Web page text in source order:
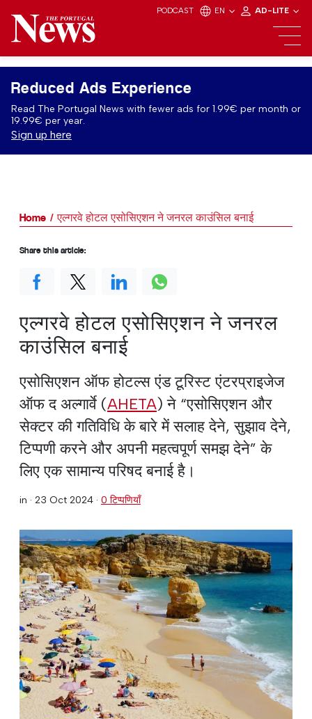
PODCAST EN AD-LITE
Reduced Ads Experience
Read The Portugal News with fewer ads for 1.99€ per month or
19.99€ per year.
Sign up here
Home एल्गरवे होटल एसोसिएशन ने जनरल काउंसिल बनाई
एल्गरवे होटल एसोसिएशन ने जनरल
काउंसिल बनाई
एसोसिएशन ऑफ होटल्स एंड टूरिस्ट एंटरप्राइजेज
ऑफ द अल्गार्वे (AHETA) ने “एसोसिएशन और
सेक्टर की गतिविधि के बारे में सलाह देने, सुझाव देने,
टिप्पणी करने और अपनी महत्वपूर्ण समझ देने” के
लिए एक सामान्य परिषद बनाई है।
in · 23 Oct 2024 · 0 टिप्पणियाँ
Share this article: